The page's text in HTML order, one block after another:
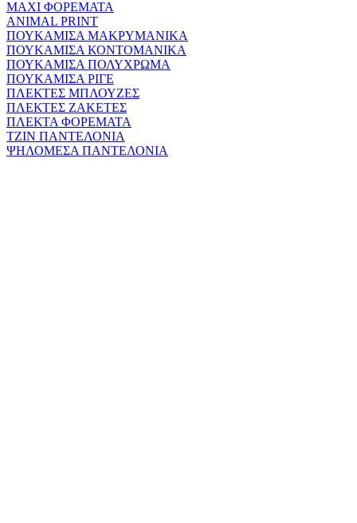
MAXI ΦΟΡΕΜΑΤΑ
ANIMAL PRINT
ΠΟΥΚΑΜΙΣΑ ΜΑΚΡΥΜΑΝΙΚΑ
ΠΟΥΚΑΜΙΣΑ ΚΟΝΤΟΜΑΝΙΚΑ
ΠΟΥΚΑΜΙΣΑ ΠΟΛΥΧΡΩΜΑ
ΠΟΥΚΑΜΙΣΑ ΡΙΓΕ
ΠΛΕΚΤΕΣ ΜΠΛΟΥΖΕΣ
ΠΛΕΚΤΕΣ ΖΑΚΕΤΕΣ
ΠΛΕΚΤΑ ΦΟΡΕΜΑΤΑ
ΤΖΙΝ ΠΑΝΤΕΛΟΝΙΑ
ΨΗΛΟΜΕΣΑ ΠΑΝΤΕΛΟΝΙΑ